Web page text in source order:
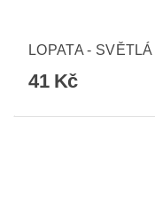
LOPATA -
41 Kč